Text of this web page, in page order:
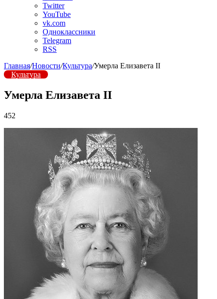
Twitter
YouTube
vk.com
Одноклассники
Telegram
RSS
Главная/Новости/Культура/Умерла Елизавета II
Культура
Умерла Елизавета II
452